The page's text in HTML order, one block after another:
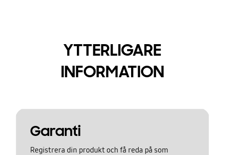
YTTERLIGARE
INFORMATION
Garanti
Registrera din produkt och få reda på som